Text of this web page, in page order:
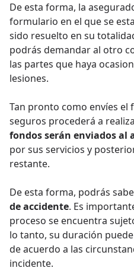
De esta forma, la
formulario en el que se
sido resuelto en su
podrás demandar al otro
las partes que haya
lesiones.
Tan pronto como envíes
seguros procederá a
fondosserán enviados al
por sus servicios y
restante.
De esta forma, podrás
de accidente. Es
proceso se encuentra
lo tanto, su duración
de acuerdo a las
incidente.